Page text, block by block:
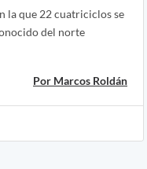
la que 22 cuatriciclos se
del norte
Por Marcos Roldán